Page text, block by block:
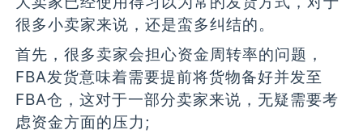
很多小卖家来说，还是蛮多纠结的。
首先，很多卖家会担心资金周转率的问题，
FBA发货意味着需要提前将货物备好并发至
FBA仓，这对于一部分卖家来说，无疑需要考
虑资金方面的压力;